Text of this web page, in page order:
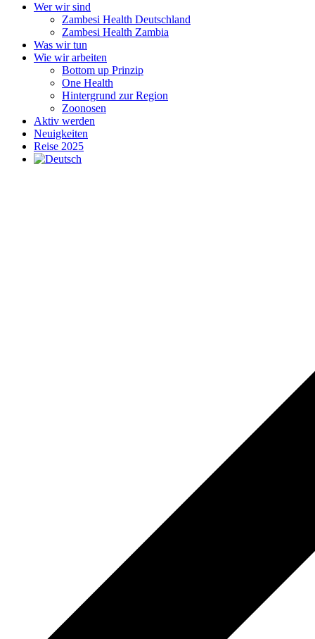
Wer wir sind
Zambesi Health Deutschland
Zambesi Health Zambia
Was wir tun
Wie wir arbeiten
Bottom up Prinzip
One Health
Hintergrund zur Region
Zoonosen
Aktiv werden
Neuigkeiten
Reise 2025